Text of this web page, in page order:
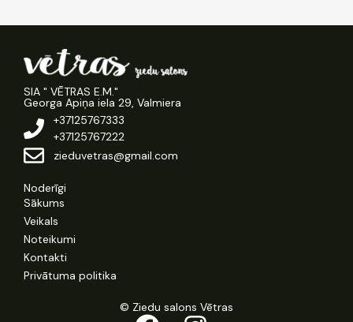
SIA " VĒTRAS E.M."
Georga Apiņa iela 29, Valmiera
+37125767333
+37125767222
zieduvetras@gmail.com
Noderīgi
Sākums
Veikals
Noteikumi
Kontakti
Privātuma politika
© Ziedu salons Vētras